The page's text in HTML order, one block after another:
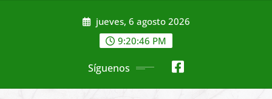
jueves, 6 agosto 2026
9:20:48 PM
Síguenos